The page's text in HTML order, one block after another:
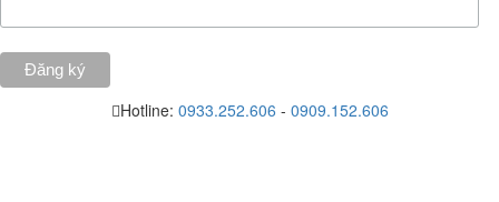
Hotline: 0933.252.606 - 0909.152.606